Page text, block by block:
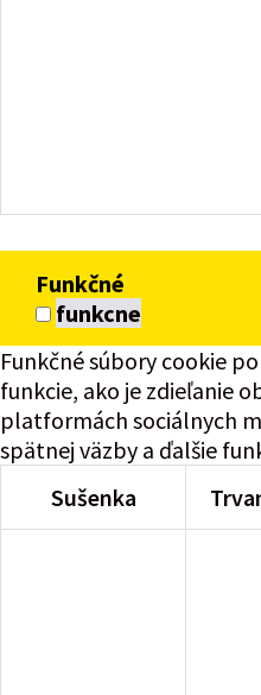
Funkčné
funkcne
Funkčné súbory cookie
funkcie, ako je zdieľanie
platformách sociálnych
spätnej väzby a ďalšie
Sušenka